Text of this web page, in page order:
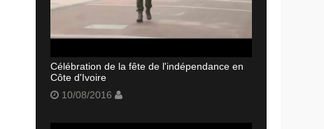
Célébration de la fête de l'indépendance en
Côte d'Ivoire
10/08/2016